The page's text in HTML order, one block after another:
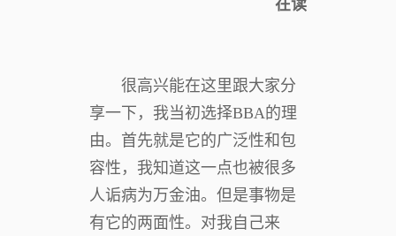
在读
很高兴能在这里跟大家分
享一下，我当初选择BBA的理
由。首先就是它的广泛性和包
容性，我知道这一点也被很多
人诟病为万金油。但是事物是
有它的两面性。对我自己来